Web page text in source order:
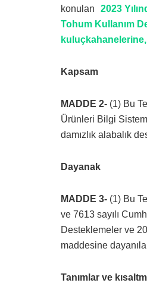
konulan
2023
Tohum Kullanım
Kapsam
MADDE 2- (1) Bu
Ürünleri Bilgi
damızlık alabalık
Dayanak
MADDE 3- (1) Bu
ve 7613 sayılı
Desteklemeler ve
maddesine
Tanımlar ve